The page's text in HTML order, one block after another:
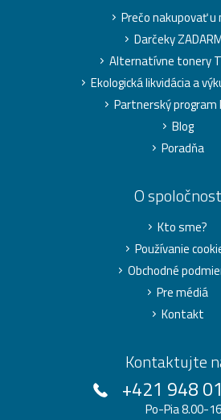
Prečo nakupovať u
Darčeky
Alternatívne tonery
Ekologická likvidácia a
Partnerský program
Blog
Poradňa
O
Kto sme?
Používanie
Obchodné
Pre médiá
Kontakt
Kontaktujte
+421 948
Po-Pia 8.00-